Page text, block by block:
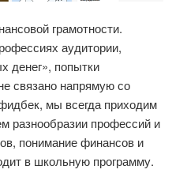
грамотности.
аудитории,
денег», попытки
связано напрямую со
мы всегда приходим
разнообразии профессий и
понимание финансов и
в школьную программу.